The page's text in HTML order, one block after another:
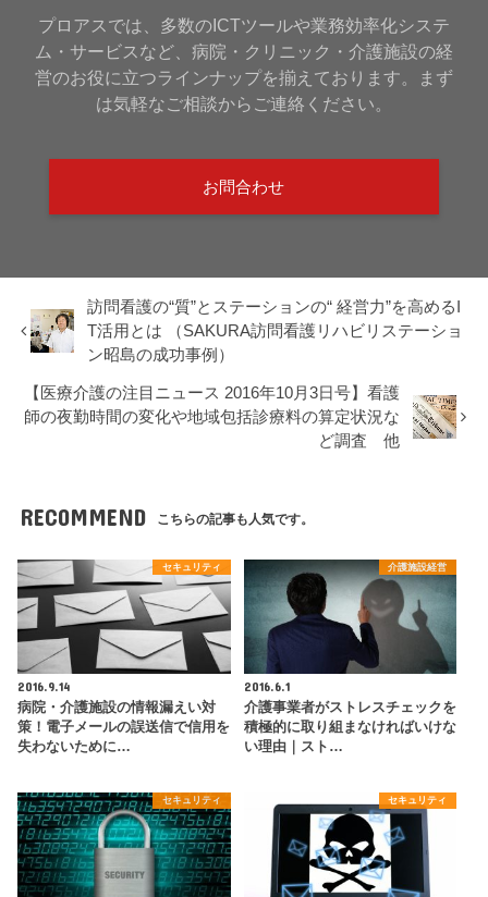
プロアスでは、多数のICTツールや業務効率化システ
ム・サービスなど、病院・クリニック・介護施設の経
営のお役に立つラインナップを揃えております。まず
は気軽なご相談からご連絡ください。
お問合わせ
訪問看護の“質”とステーションの“ 経営力”を高めるI
T活用とは （SAKURA訪問看護リハビリステーショ
ン昭島の成功事例）
【医療介護の注目ニュース 2016年10月3日号】看護
師の夜勤時間の変化や地域包括診療料の算定状況な
ど調査 他
RECOMMEND こちらの記事も人気です。
セキュリティ
2016.9.14
病院・介護施設の情報漏えい対
策！電子メールの誤送信で信用を
失わないために…
介護施設経営
2016.6.1
介護事業者がストレスチェックを
積極的に取り組まなければいけな
い理由｜スト…
セキュリティ セキュリティ